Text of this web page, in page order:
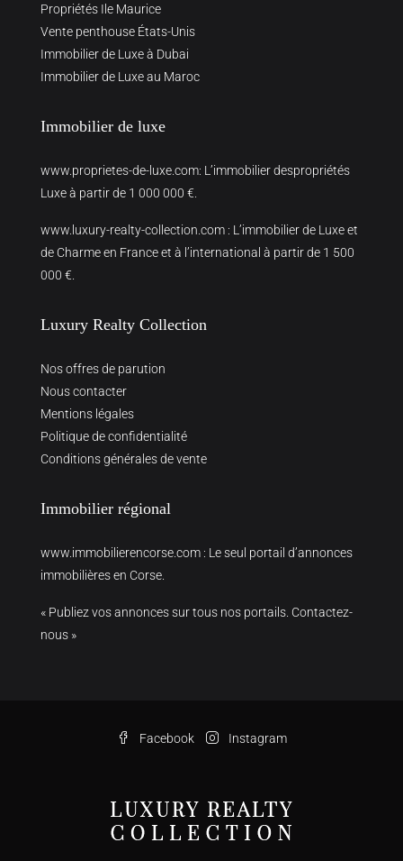
Propriétés Ile Maurice
Vente penthouse États-Unis
Immobilier de Luxe à Dubai
Immobilier de Luxe au Maroc
Immobilier de luxe
www.proprietes-de-luxe.com: L’immobilier despropriétés
Luxe à partir de 1 000 000 €.
www.luxury-realty-collection.com : L’immobilier de Luxe et
de Charme en France et à l’international à partir de 1 500
000 €.
Luxury Realty Collection
Nos offres de parution
Nous contacter
Mentions légales
Politique de confidentialité
Conditions générales de vente
Immobilier régional
www.immobilierencorse.com : Le seul portail d’annonces
immobilières en Corse.
« Publiez vos annonces sur tous nos portails. Contactez-
nous »
Facebook Instagram